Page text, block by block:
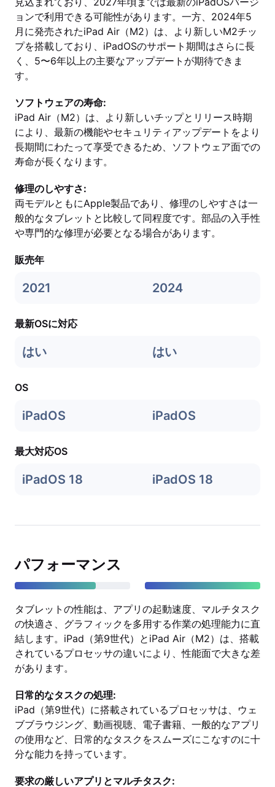
ョンで利用できる可能性があります。一方、2024年5
月に発売されたiPad Air（M2）は、より新しいM2チッ
プを搭載しており、iPadOSのサポート期間はさらに長
く、5〜6年以上の主要なアップデートが期待できま
す。
ソフトウェアの寿命:
iPad Air（M2）は、より新しいチップとリリース時期
により、最新の機能やセキュリティアップデートをより
長期間にわたって享受できるため、ソフトウェア面での
寿命が長くなります。
修理のしやすさ:
両モデルともにApple製品であり、修理のしやすさは一
般的なタブレットと比較して同程度です。部品の入手性
や専門的な修理が必要となる場合があります。
販売年
2021 2024
最新OSに対応
はい はい
OS
iPadOS iPadOS
最大対応OS
iPadOS 18 iPadOS 18
パフォーマンス
タブレットの性能は、アプリの起動速度、マルチタスク
の快適さ、グラフィックを多用する作業の処理能力に直
結します。iPad（第9世代）とiPad Air（M2）は、搭載
されているプロセッサの違いにより、性能面で大きな差
があります。
日常的なタスクの処理:
iPad（第9世代）に搭載されているプロセッサは、ウェ
ブブラウジング、動画視聴、電子書籍、一般的なアプリ
の使用など、日常的なタスクをスムーズにこなすのに十
分な能力を持っています。
要求の厳しいアプリとマルチタスク: